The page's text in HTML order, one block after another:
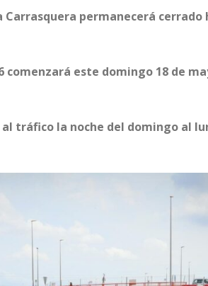
Carrasquera permanecerá
comenzará este domingo 18 de
tráfico la noche del domingo al